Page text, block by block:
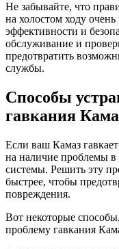
Не забывайте, что
на холостом ходу
эффективности и
обслуживание и
предотвратить
службы.
Способы
гавкания
Если ваш Камаз
на наличие проблемы в
системы. Решить эту
быстрее, чтобы
повреждения.
Вот некоторые
проблему гавкания